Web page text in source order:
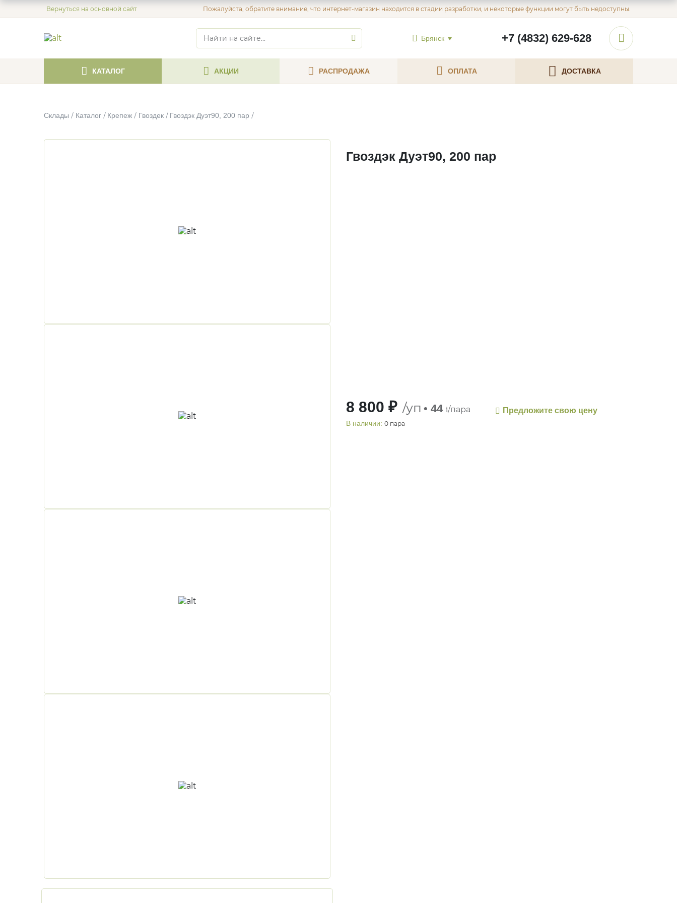
Вернуться на основной сайт Пожалуйста, обратите внимание, что интернет-магазин находится в стадии разработки, и некоторые функции могут быть недоступны.
Брянск +7 (4832) 629-628
КАТАЛОГ АКЦИИ РАСПРОДАЖА ОПЛАТА ДОСТАВКА
Склады Каталог Крепеж Гвоздек Гвоздэк Дуэт90, 200 пар
Гвоздэк Дуэт90, 200 пар
8 800 ₽ /уп • 44 i/пара
В наличии: 0 пара
Предложите свою цену